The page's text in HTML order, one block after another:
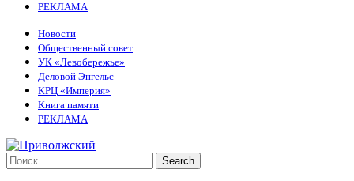
РЕКЛАМА
Новости
Общественный совет
УК «Левобережье»
Деловой Энгельс
КРЦ «Империя»
Книга памяти
РЕКЛАМА